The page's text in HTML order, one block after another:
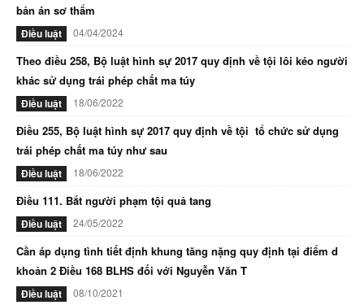
bản án sơ thẩm
Điều luật 04/04/2024
Theo điều 258, Bộ luật hình sự 2017 quy định về tội lôi kéo người
khác sử dụng trái phép chất ma túy
Điều luật 18/06/2022
Điều 255, Bộ luật hình sự 2017 quy định về tội tổ chức sử dụng
trái phép chất ma túy như sau
Điều luật 18/06/2022
Điều 111. Bắt người phạm tội quả tang
Điều luật 24/05/2022
Cần áp dụng tình tiết định khung tăng nặng quy định tại điểm d
khoản 2 Điều 168 BLHS đối với Nguyễn Văn T
Điều luật 08/10/2021